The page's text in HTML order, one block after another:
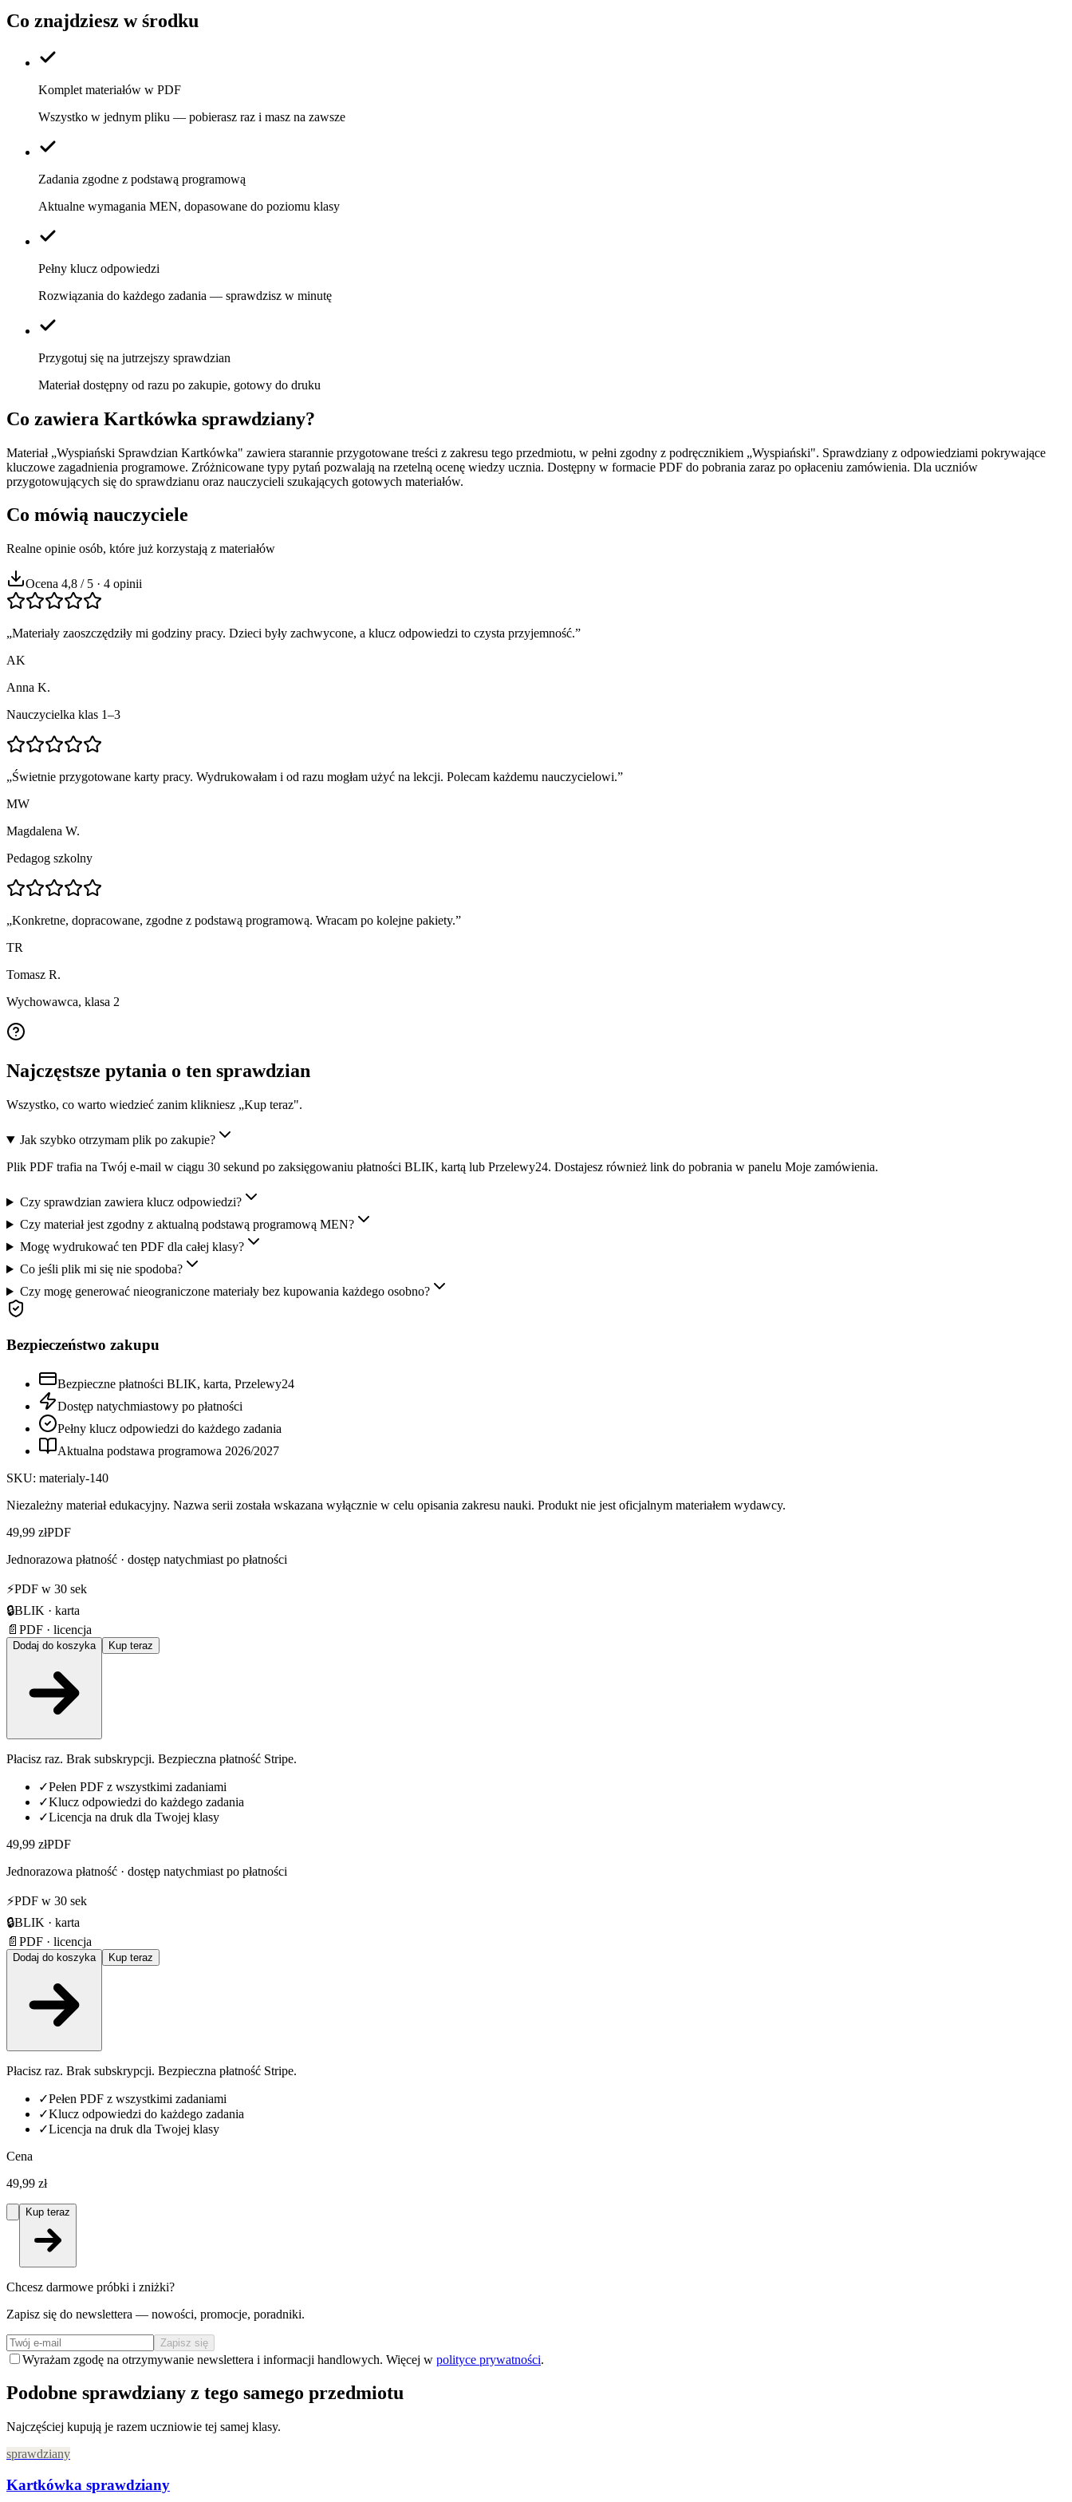
Co znajdziesz w środku
Komplet materiałów w PDF
Wszystko w jednym pliku — pobierasz raz i masz na zawsze
Zadania zgodne z podstawą programową
Aktualne wymagania MEN, dopasowane do poziomu klasy
Pełny klucz odpowiedzi
Rozwiązania do każdego zadania — sprawdzisz w minutę
Przygotuj się na jutrzejszy sprawdzian
Materiał dostępny od razu po zakupie, gotowy do druku
Co zawiera Kartkówka sprawdziany?
Materiał „Wyspiański Sprawdzian Kartkówka" zawiera starannie przygotowane treści z zakresu tego przedmiotu, w pełni zgodny z podręcznikiem „Wyspiański". Sprawdziany z odpowiedziami pokrywające
kluczowe zagadnienia programowe. Zróżnicowane typy pytań pozwalają na rzetelną ocenę wiedzy ucznia. Dostępny w formacie PDF do pobrania zaraz po opłaceniu zamówienia. Dla uczniów
przygotowujących się do sprawdzianu oraz nauczycieli szukających gotowych materiałów.
Co mówią nauczyciele
Realne opinie osób, które już korzystają z materiałów
Ocena 4,8 / 5 · 4 opinii
„Materiały zaoszczędziły mi godziny pracy. Dzieci były zachwycone, a klucz odpowiedzi to czysta przyjemność.”
AK
Anna K.
Nauczycielka klas 1–3
„Świetnie przygotowane karty pracy. Wydrukowałam i od razu mogłam użyć na lekcji. Polecam każdemu nauczycielowi.”
MW
Magdalena W.
Pedagog szkolny
„Konkretne, dopracowane, zgodne z podstawą programową. Wracam po kolejne pakiety.”
TR
Tomasz R.
Wychowawca, klasa 2
Najczęstsze pytania o ten sprawdzian
Wszystko, co warto wiedzieć zanim klikniesz „Kup teraz".
Jak szybko otrzymam plik po zakupie?
Plik PDF trafia na Twój e-mail w ciągu 30 sekund po zaksięgowaniu płatności BLIK, kartą lub Przelewy24. Dostajesz również link do pobrania w panelu Moje zamówienia.
Czy sprawdzian zawiera klucz odpowiedzi?
Czy materiał jest zgodny z aktualną podstawą programową MEN?
Mogę wydrukować ten PDF dla całej klasy?
Co jeśli plik mi się nie spodoba?
Czy mogę generować nieograniczone materiały bez kupowania każdego osobno?
Bezpieczeństwo zakupu
Bezpieczne płatności BLIK, karta, Przelewy24
Dostęp natychmiastowy po płatności
Pełny klucz odpowiedzi do każdego zadania
Aktualna podstawa programowa 2026/2027
SKU: materialy-140
Niezależny materiał edukacyjny. Nazwa serii została wskazana wyłącznie w celu opisania zakresu nauki. Produkt nie jest oficjalnym materiałem wydawcy.
49,99 złPDF
Jednorazowa płatność · dostęp natychmiast po płatności
⚡PDF w 30 sek
🔒BLIK · karta
📄 PDF · licencja
Dodaj do koszyka Kup teraz
Płacisz raz. Brak subskrypcji. Bezpieczna płatność Stripe.
✓Pełen PDF z wszystkimi zadaniami
✓Klucz odpowiedzi do każdego zadania
✓Licencja na druk dla Twojej klasy
49,99 złPDF
Jednorazowa płatność · dostęp natychmiast po płatności
⚡PDF w 30 sek
🔒BLIK · karta
📄 PDF · licencja
Dodaj do koszyka Kup teraz
Płacisz raz. Brak subskrypcji. Bezpieczna płatność Stripe.
✓Pełen PDF z wszystkimi zadaniami
✓Klucz odpowiedzi do każdego zadania
✓Licencja na druk dla Twojej klasy
Cena
49,99 zł
Kup teraz
Chcesz darmowe próbki i zniżki?
Zapisz się do newslettera — nowości, promocje, poradniki.
Zapisz się
Wyrażam zgodę na otrzymywanie newslettera i informacji handlowych. Więcej w polityce prywatności.
Podobne sprawdziany z tego samego przedmiotu
Najczęściej kupują je razem uczniowie tej samej klasy.
sprawdziany
Kartkówka sprawdziany